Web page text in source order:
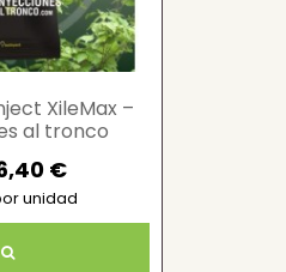
XileMax –
al tronco
€
unidad